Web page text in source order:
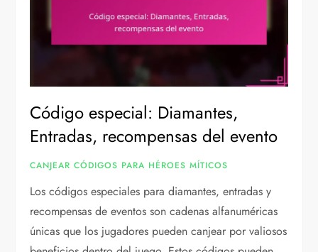
Código especial: Diamantes,
Entradas, recompensas del evento
CANJEAR CÓDIGOS PARA HÉROES MÍTICOS
Los códigos especiales para diamantes, entradas y
recompensas de eventos son cadenas alfanuméricas
únicas que los jugadores pueden canjear por valiosos